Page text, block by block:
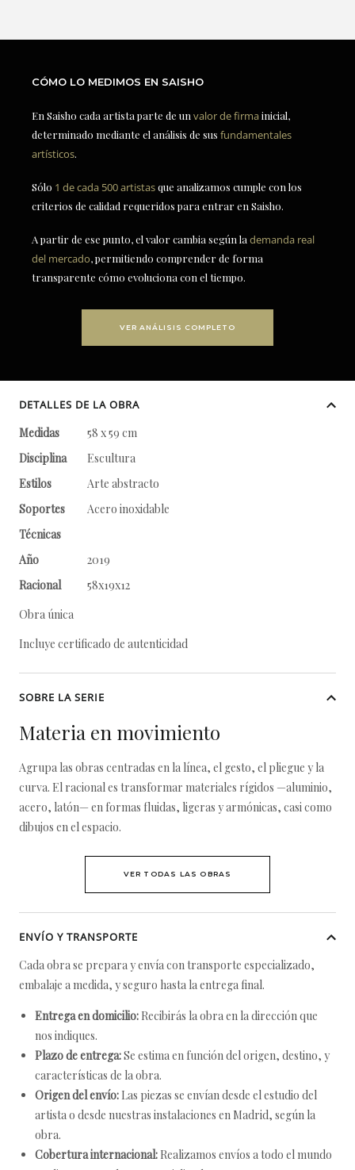
CÓMO LO MEDIMOS EN SAISHO
En Saisho cada artista parte de un valor de firmainicial,
determinado mediante el análisis de sus fundamentales
artísticos.
Sólo 1 de cada 500 artistasque analizamos cumple con los
criterios de calidad requeridos para entrar en Saisho.
A partir de ese punto, el valor cambia según la demanda real
del mercado, permitiendo comprender de forma
transparente cómo evoluciona con el tiempo.
VER ANÁLISIS COMPLETO
DETALLES DE LA OBRA
Medidas
58 x 59 cm
Disciplina
Escultura
Estilos
Arte abstracto
Soportes
Acero inoxidable
Técnicas
Año
2019
Racional
58x19x12
Obra única
Incluye certificado de autenticidad
SOBRE LA SERIE
Materia en movimiento
Agrupa las obras centradas en la línea, el gesto, el pliegue y la
curva. El racional es transformar materiales rígidos —aluminio,
acero, latón— en formas fluidas, ligeras y armónicas, casi como
dibujos en el espacio.
VER TODAS LAS OBRAS
ENVÍO Y TRANSPORTE
Cada obra se prepara y envía con transporte especializado,
embalaje a medida, y seguro hasta la entrega final.
Entrega en domicilio: Recibirás la obra en la dirección que
nos indiques.
Plazo de entrega:Se estima en función del origen, destino, y
características de la obra.
Origen del envío: Las piezas se envían desde el estudio del
artista o desde nuestras instalaciones en Madrid, según la
obra.
Cobertura internacional: Realizamos envíos a todo el mundo